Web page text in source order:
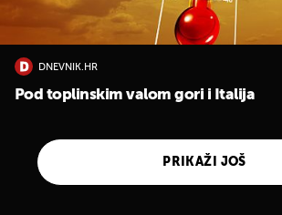
DNEVNIK.HR
Pod toplinskim valom gori i Italija
PRIKAŽI JOŠ